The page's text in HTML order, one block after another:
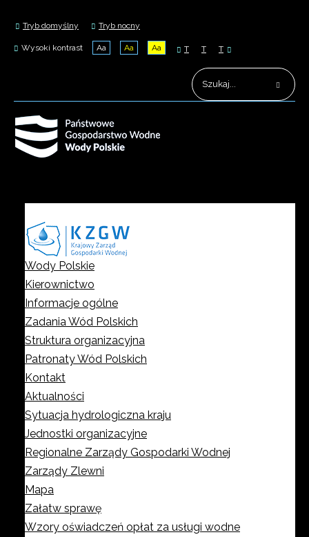
Tryb domyślny Tryb nocny
Wysoki kontrast Aa Aa Aa T T T
Wody Polskie
Kierownictwo
Informacje ogólne
Zadania Wód Polskich
Struktura organizacyjna
Patronaty Wód Polskich
Kontakt
Aktualności
Sytuacja hydrologiczna kraju
Jednostki organizacyjne
Regionalne Zarządy Gospodarki Wodnej
Zarządy Zlewni
Mapa
Załatw sprawę
Wzory oświadczeń opłat za usługi wodne